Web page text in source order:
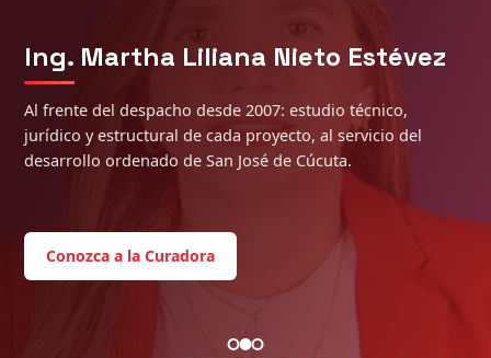
Ing. Martha Liliana Nieto Estévez
Al frente del despacho desde 2007: estudio técnico,
jurídico y estructural de cada proyecto, al servicio del
desarrollo ordenado de San José de Cúcuta.
Conozca a la Curadora